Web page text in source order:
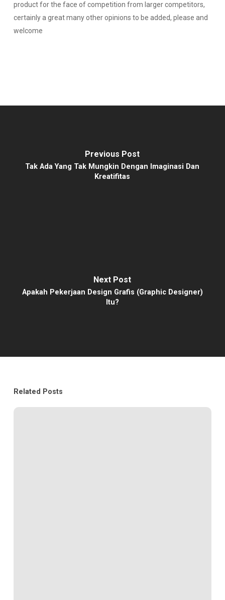
product for the face of competition from larger competitors,
certainly a great many other opinions to be added, please and
welcome
Previous Post
Tak Ada Yang Tak Mungkin Dengan Imaginasi Dan
Kreatifitas
Next Post
Apakah Pekerjaan Design Grafis (Graphic Designer)
Itu?
Related Posts